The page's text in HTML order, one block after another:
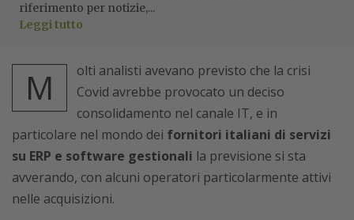
riferimento per notizie,...
Leggi tutto
M
olti analisti avevano previsto che la crisi
Covid avrebbe provocato un deciso
consolidamento nel canale IT, e in
particolare nel mondo dei fornitori italiani di servizi
su ERP e software gestionali la previsione si sta
avverando, con alcuni operatori particolarmente attivi
nelle acquisizioni.